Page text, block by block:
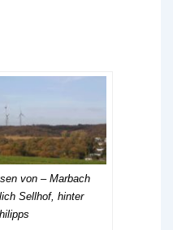
von – Marbach
Sellhof, hinter